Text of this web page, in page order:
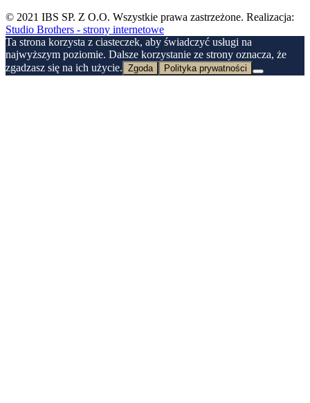
© 2021 IBS SP. Z O.O. Wszystkie prawa zastrzeżone. Realizacja:
Studio Brothers - strony internetowe
Ta strona korzysta z ciasteczek, aby świadczyć usługi na
najwyższym poziomie. Dalsze korzystanie ze strony oznacza, że
zgadzasz się na ich użycie. Zgoda Polityka prywatności